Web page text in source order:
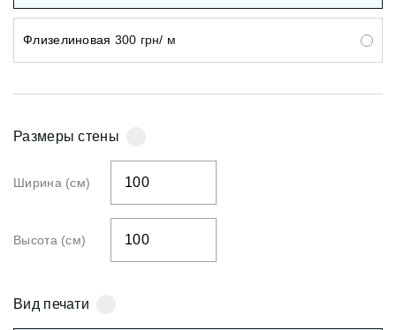
Флизелиновая 300 грн/ м
Размеры стены
Ширина (см)
Высота (см)
Вид печати